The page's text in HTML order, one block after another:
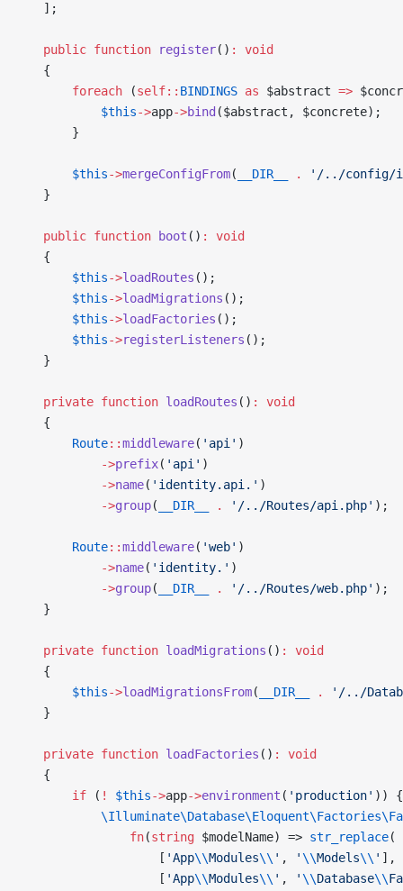
    ];
    public
function register() :
void
    {
        foreach
(self:: BINDINGS as $abstract =>
            $this
->app->bind ($abstract, $concrete);
        }
        $this
->mergeConfigFrom( __DIR__ .
'/../config/
    }
    public
function boot () :
void
    {
        $this
->loadRoutes ();
        $this
->loadMigrations ();
        $this
->loadFactories ();
        $this
->registerListeners ();
    }
    private
function loadRoutes () :
void
    {
        Route
::middleware( 'api' )
            ->
prefix( 'api' )
            ->
name( 'identity.api.' )
            ->
group( __DIR__ . '/../Routes/api.php' );
        Route
::middleware( 'web' )
            ->
name( 'identity.' )
            ->
group( __DIR__ . '/../Routes/web.php' );
    }
    private
function loadMigrations () :
void
    {
        $this
->loadMigrationsFrom( __DIR__ .
'/../
    }
    private
function loadFactories () :
void
    {
        if
( ! $this->app->environment ( 'production' )) {
                fn
(string $modelName) => str_replace(
                    [
'App\\Modules\\ ' , '\\Models\\ ' ],
                    [
'App\\Modules\\ ' , '\\Database\\